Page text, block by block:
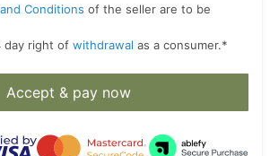
Conditions of the seller are to be
day right of withdrawal as a consumer.*
Accept & pay now